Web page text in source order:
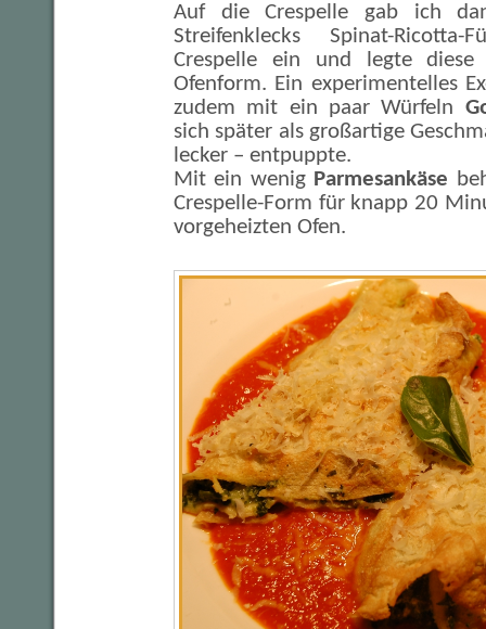
Auf die Crespelle gab ich
Streifenklecks Spinat-
Crespelle ein und legte
Ofenform. Ein experimentelles
zudem mit ein paar Würfeln
sich später als großartige
lecker – entpuppte.
Mit ein wenig Parmesankäse
Crespelle-Form für knapp 20
vorgeheizten Ofen.